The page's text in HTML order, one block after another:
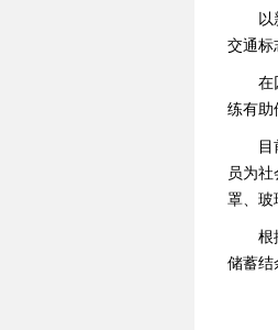
交通标
在
练有助
员为
罩、玻
根
储蓄结